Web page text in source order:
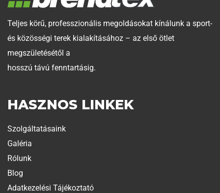
Teljes körű, professzionális megoldásokat kínálunk a sport-
és közösségi terek kialakításához – az első ötlet
megszületésétől a
hosszú távú fenntartásig.
HASZNOS LINKEK
Szolgáltatásaink
Galéria
Rólunk
Blog
Adatkezelési Tájékoztató